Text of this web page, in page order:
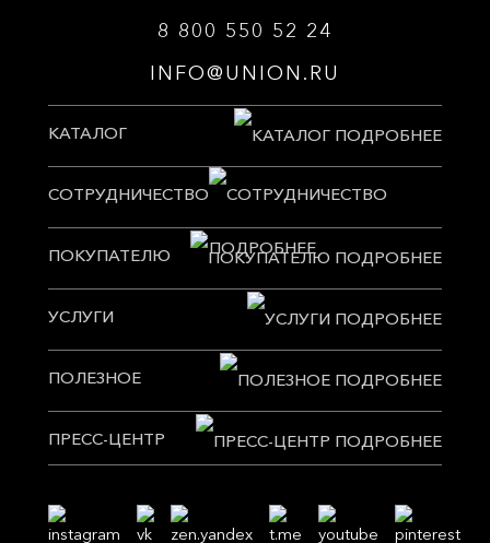
8 800 550 52 24
INFO@UNION.RU
КАТАЛОГ
СОТРУДНИЧЕСТВО
ПОКУПАТЕЛЮ
УСЛУГИ
ПОЛЕЗНОЕ
ПРЕСС-ЦЕНТР